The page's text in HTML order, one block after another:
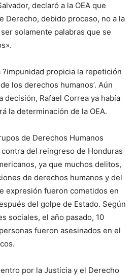
declaró a la OEA que
Derecho, debido proceso, no a la
solamente palabras que se
?impunidad propicia la repetición
los derechos humanos’. Aún
decisión, Rafael Correa ya había
la determinación de la OEA.
de Derechos Humanos
del reingreso de Honduras
ya que muchos delitos,
de derechos humanos y del
expresión fueron cometidos en
del golpe de Estado. Según
sociales, el año pasado, 10
fueron asesinados en el
por la Justicia y el Derecho